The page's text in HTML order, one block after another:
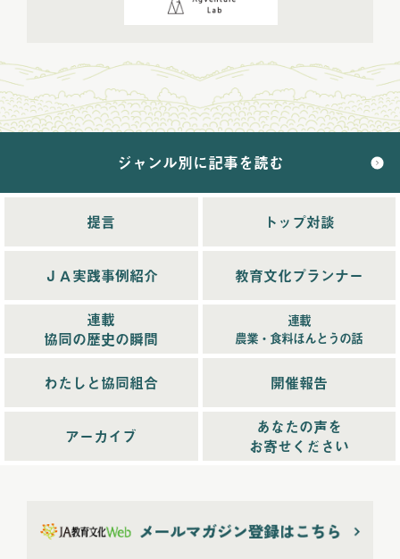
2024年10月配信
(6)
2024年11月配信(5)
2024年12月配信 (5)
(68)
2025年11月配信(6)
2025年12月配信
2025年1月配信(6)
2025年3月配信
2025年5月配信(6)
2025年10月配信
2026年2月配信
(6)
ジャンル別に記事を読む
提言 トップ対談
ＪＡ実践事例紹介 教育文化プランナー
連載
協同の歴史の瞬間
連載
農業・食料ほんとうの話
わたしと協同組合 開催報告
アーカイブ
あなたの声を
お寄せください